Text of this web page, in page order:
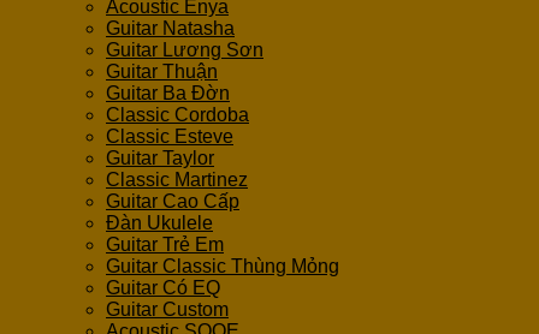
Acoustic Enya
Guitar Natasha
Guitar Lương Sơn
Guitar Thuận
Guitar Ba Đờn
Classic Cordoba
Classic Esteve
Guitar Taylor
Classic Martinez
Guitar Cao Cấp
Đàn Ukulele
Guitar Trẻ Em
Guitar Classic Thùng Mỏng
Guitar Có EQ
Guitar Custom